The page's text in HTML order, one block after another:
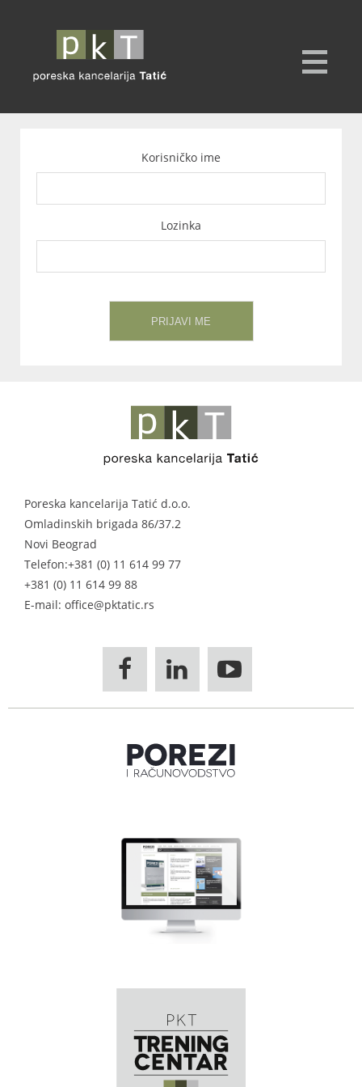
Korisničko ime
Lozinka
Poreska kancelarija Tatić d.o.o.
Omladinskih brigada 86/37.2
Novi Beograd
Telefon:+381 (0) 11 614 99 77
+381 (0) 11 614 99 88
E-mail: office@pktatic.rs
  